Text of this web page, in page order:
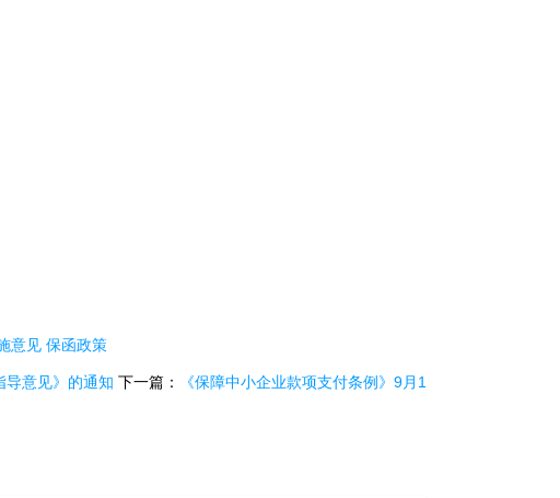
意见 保函政策
导意见》的通知 下一篇：
《保障中小企业款项支付条例》9月1